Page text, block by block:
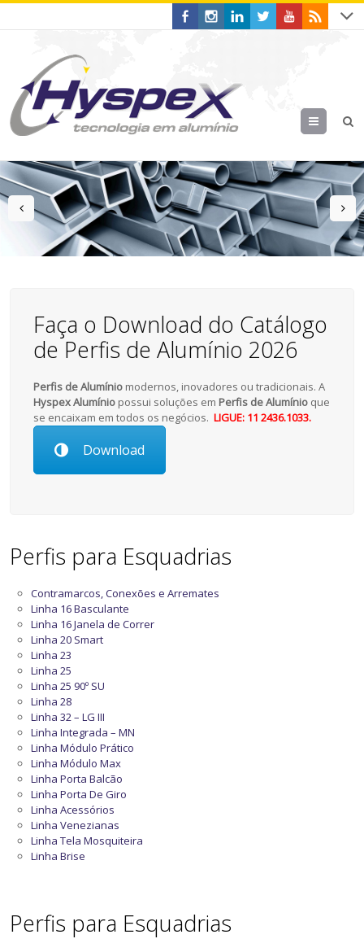
Menu
prev
Faça o Download do Catálogo
de Perfis de Alumínio 2026
Perfis de Alumínio modernos, inovadores ou tradicionais. A
Hyspex Alumínio possui soluções em Perfis de Alumínio que
se encaixam em todos os negócios.LIGUE: 11 2436.1033.
Download
Perfis para Esquadrias
Contramarcos, Conexões e Arremates
Linha 16 Basculante
Linha 16 Janela de Correr
Linha 20 Smart
Linha 23
Linha 25
Linha 25 90º SU
Linha 28
Linha 32 – LG III
Linha Integrada – MN
Linha Módulo Prático
Linha Módulo Max
Linha Porta Balcão
Linha Porta De Giro
Linha Acessórios
Linha Venezianas
Linha Tela Mosquiteira
Linha Brise
Perfis para Esquadrias